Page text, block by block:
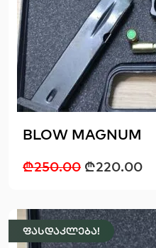
BLOW MAGNUM
₾250.00 ₾220.00
ფასდაკლება!